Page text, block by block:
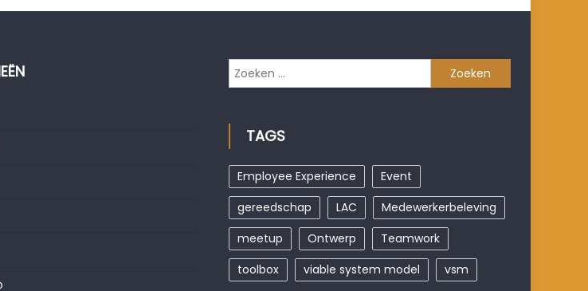
Zoeken
naar:
TAGS
Employee Experience
Event
gereedschap
LAC
Medewerkerbeleving
meetup
Ontwerp
Teamwork
toolbox
viable system model vsm